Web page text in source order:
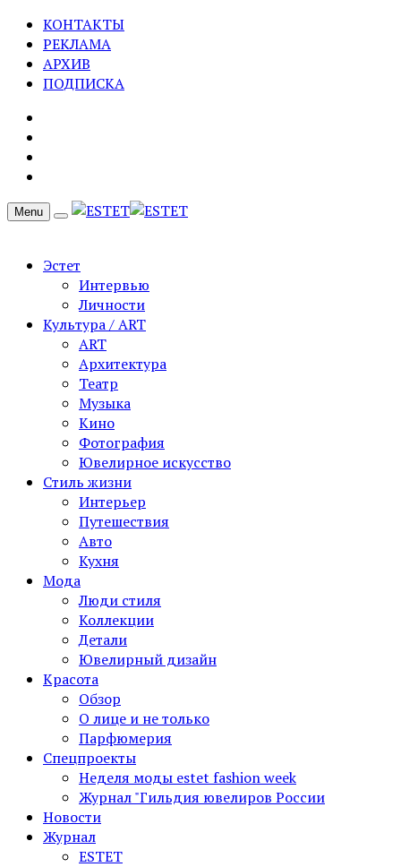
КОНТАКТЫ
РЕКЛАМА
АРХИВ
ПОДПИСКА
Menu
Эстет
Интервью
Личности
Культура / ART
ART
Архитектура
Театр
Музыка
Кино
Фотография
Ювелирное искусство
Стиль жизни
Интерьер
Путешествия
Авто
Кухня
Мода
Люди стиля
Коллекции
Детали
Ювелирный дизайн
Красота
Обзор
О лице и не только
Парфюмерия
Спецпроекты
Неделя моды estet fashion week
Журнал "Гильдия ювелиров России
Новости
Журнал
ESTET